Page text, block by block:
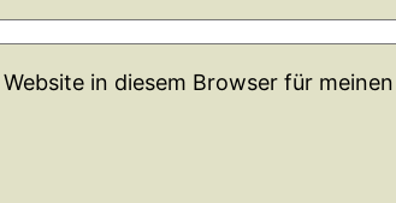
in diesem Browser für